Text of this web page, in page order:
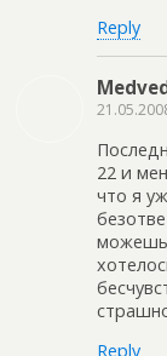
Reply
22 и
что я
можешь
Reply